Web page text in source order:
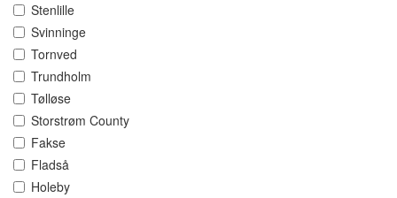
Stenlille
Svinninge
Tornved
Trundholm
Tølløse
Storstrøm County
Fakse
Fladså
Holeby